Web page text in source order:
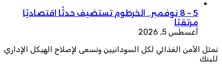
5 – 8 نوفمبر.. الخرطوم تستضيف حدثًا اقتصاديًا
مرتقبًا
أغسطس 5, 2026
نمثل الأمن الغذائي لكل السودانيين ونسعى لإصلاح الهيكل الإداري
للبنك